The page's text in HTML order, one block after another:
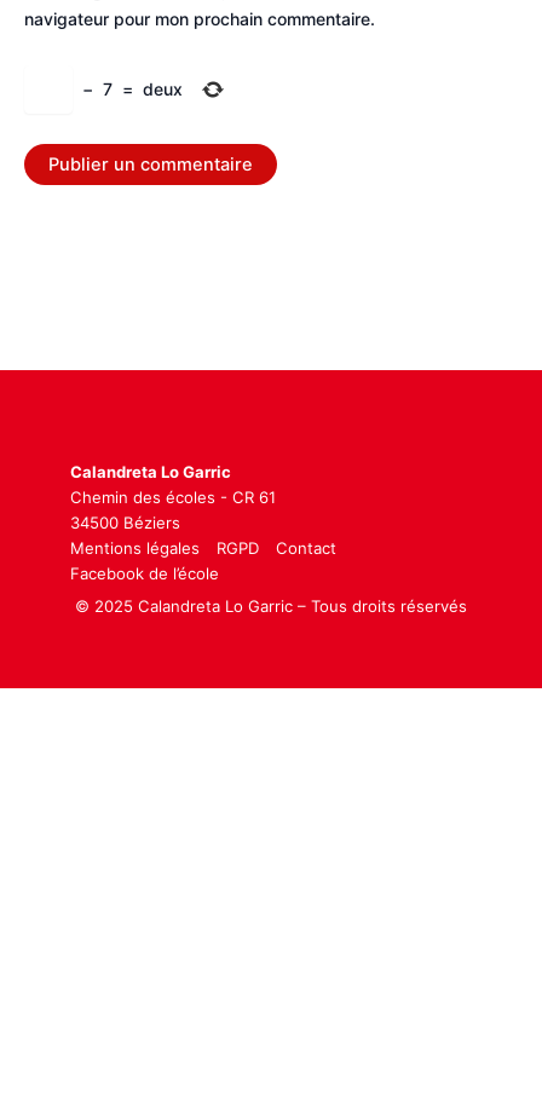
navigateur pour mon prochain commentaire.
− 7 = deux
Calandreta Lo Garric
Chemin des écoles - CR 61
34500 Béziers
Mentions légales
RGPD
Contact
Facebook de l’école
© 2025 Calandreta Lo Garric – Tous droits réservés